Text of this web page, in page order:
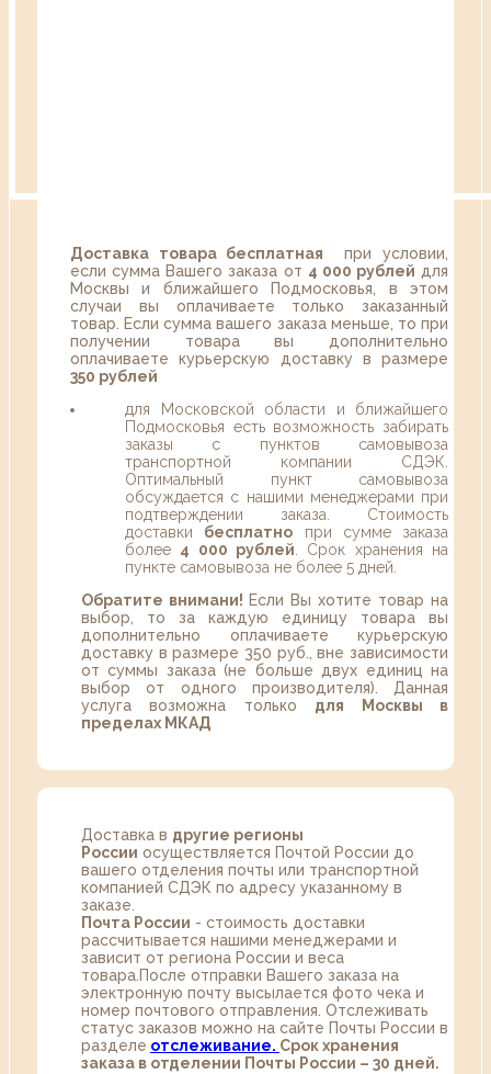
Доставка товара бесплатная при условии,
если сумма Вашего заказа от 4 000 рублей для
Москвы и ближайшего Подмосковья, в этом
случаи вы оплачиваете только заказанный
товар. Если сумма вашего заказа меньше, то при
получении товара вы дополнительно
оплачиваете курьерскую доставку в размере
350 рублей
для Московской области и ближайшего
Подмосковья есть возможность забирать
заказы с пунктов самовывоза
транспортной компании СДЭК.
Оптимальный пункт самовывоза
обсуждается с нашими менеджерами при
подтверждении заказа. Стоимость
доставки бесплатно при сумме заказа
более 4 000 рублей . Срок хранения на
пункте самовывоза не более 5 дней.
Обратите внимани! Если Вы хотите товар на
выбор, то за каждую единицу товара вы
дополнительно оплачиваете курьерскую
доставку в размере 350 руб., вне зависимости
от суммы заказа (не больше двух единиц на
выбор от одного производителя). Данная
услуга возможна только для Москвы в
пределах МКАД
Доставка в другие регионы
России осуществляется Почтой России до
вашего отделения почты или транспортной
компанией СДЭК по адресу указанному в
заказе.
Почта России - стоимость доставки
рассчитывается нашими менеджерами и
зависит от региона России и веса
товара.После отправки Вашего заказа на
электронную почту высылается фото чека и
номер почтового отправления. Отслеживать
статус заказов можно на сайте Почты России в
разделе oтслеживание. Срок хранения
заказа в отделении Почты России – 30 дней.